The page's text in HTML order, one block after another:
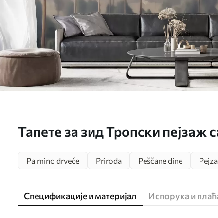
Тапете за зид Тропски пејзаж
тоновима бр. w09798
Palmino drveće Priroda Peščane dine
Спецификације и материјал Испорука и